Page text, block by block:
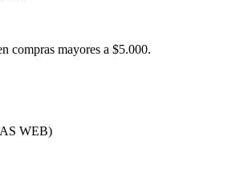
compras mayores a $5.000.
WEB)